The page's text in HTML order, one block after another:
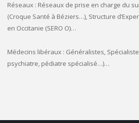
Réseaux : Réseaux de prise en charge du
(Croque Santé à Béziers…), Structure
en Occitanie (SERO O)…
Médecins libéraux : Généralistes,
psychiatre, pédiatre spécialisé…)…